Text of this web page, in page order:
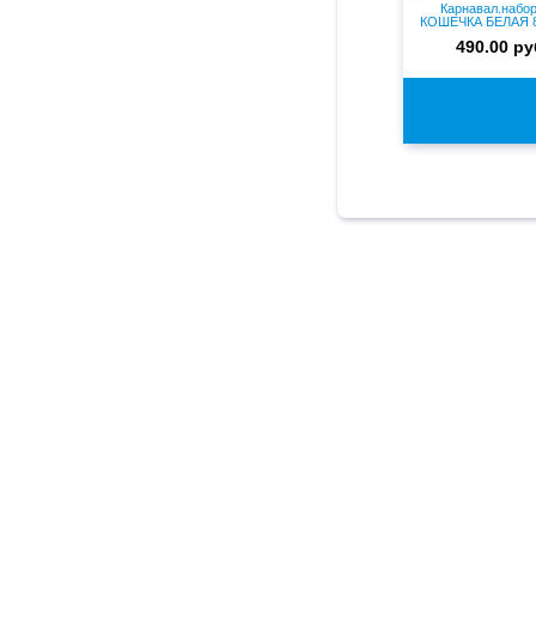
КОШЕЧКА БЕЛАЯ
490.00